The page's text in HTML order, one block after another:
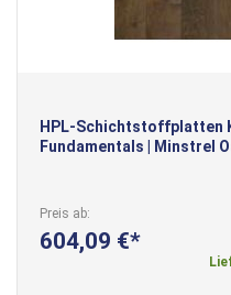
HPL-Schichtstoffplatten
Fundamentals | Minstrel
Preis ab
604,09 €